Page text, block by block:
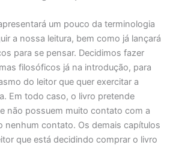
um pouco da terminologia
a nossa leitura, bem como já lançará
para se pensar. Decidimos fazer
filosóficos já na introdução, para
do leitor que quer exercitar a
Em todo caso, o livro pretende
não possuem muito contato com a
nenhum contato. Os demais capítulos
que está decidindo comprar o livro